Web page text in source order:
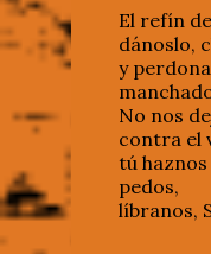
El refín
dánoslo,
y
No nos
contra el
tú
pedos,
líbranos,